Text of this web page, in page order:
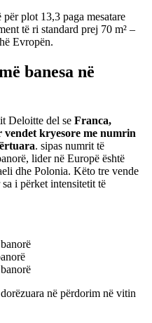
plot 13,3 paga mesatare
të ri standard prej 70 m² –
Evropën.
banesa në
Deloitte del se Franca,
kryesore me numrin
. sipas numrit të
lider në Europë është
dhe Polonia. Këto tre vende
i përket intensitetit të
në përdorim në vitin